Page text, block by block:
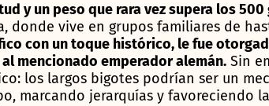
y un peso que rara vez supera los 500
donde vive en grupos familiares de
con un toque histórico, le fue
mencionado emperador alemán. Sin
los largos bigotes podrían ser un
marcando jerarquías y favoreciendo